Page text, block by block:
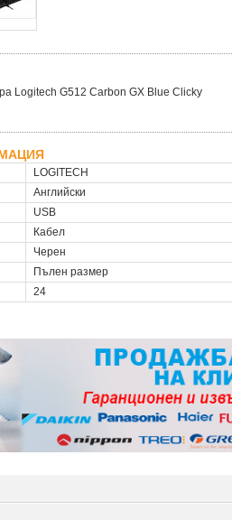
Logitech G512 Carbon GX Blue Clicky
LOGITECH
Английски
USB
Кабел
Черен
Пълен размер
24